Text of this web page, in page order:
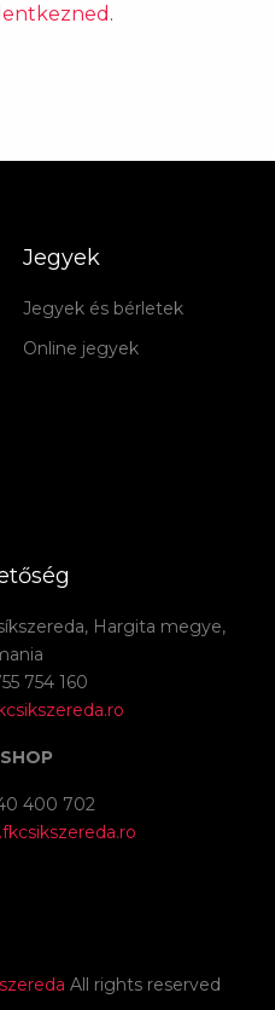
.
Jegyek
Jegyek és bérletek
Online jegyek
Hargita megye,
754 160
400 702
All rights reserved